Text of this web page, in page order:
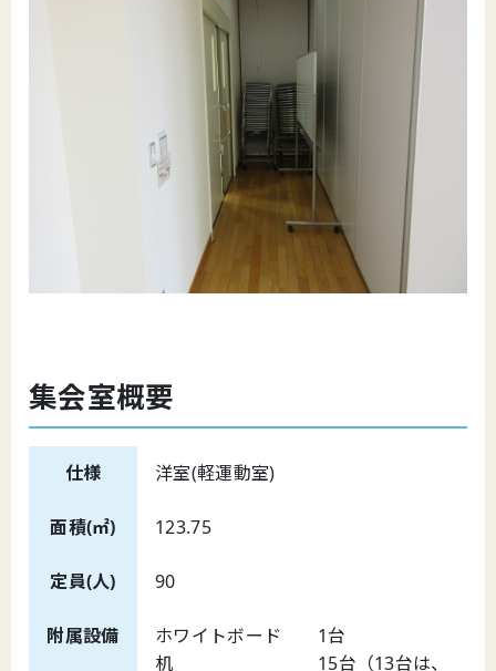
集会室概要
仕様 洋室(軽運動室)
面積(㎡) 123.75
定員(人) 90
附属設備
ホワイトボード 1台
机 15台（13台は、収納庫